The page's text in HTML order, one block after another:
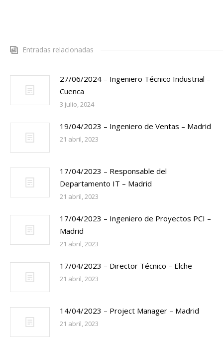
Entradas relacionadas
27/06/2024 – Ingeniero Técnico Industrial –
Cuenca
3 julio, 2024
19/04/2023 – Ingeniero de Ventas – Madrid
21 abril, 2023
17/04/2023 – Responsable del
Departamento IT – Madrid
21 abril, 2023
17/04/2023 – Ingeniero de Proyectos PCI –
Madrid
21 abril, 2023
17/04/2023 – Director Técnico – Elche
21 abril, 2023
14/04/2023 – Project Manager – Madrid
21 abril, 2023